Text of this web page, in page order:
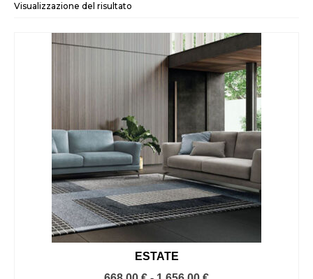
Visualizzazione del risultato
ESTATE